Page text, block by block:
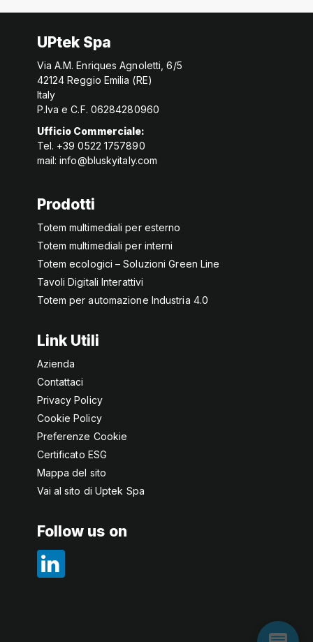
UPtek Spa
Via A.M. Enriques Agnoletti, 6/5
42124 Reggio Emilia (RE)
Italy
P.Iva e C.F. 06284280960
Ufficio Commerciale:
Tel. +39 0522 1757890
mail:info@bluskyitaly.com
Prodotti
Totem multimediali per esterno
Totem multimediali per interni
Totem ecologici – Soluzioni Green Line
Tavoli Digitali Interattivi
Totem per automazione Industria 4.0
Link Utili
Azienda
Contattaci
Privacy Policy
Cookie Policy
Preferenze Cookie
Certificato ESG
Mappa del sito
Vai al sito di Uptek Spa
Follow us on